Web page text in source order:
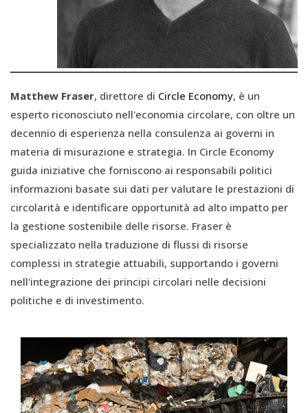
Matthew Fraser, direttore di Circle Economy, è un
esperto riconosciuto nell'economia circolare, con oltre un
decennio di esperienza nella consulenza ai governi in
materia di misurazione e strategia. In Circle Economy
guida iniziative che forniscono ai responsabili politici
informazioni basate sui dati per valutare le prestazioni di
circolarità e identificare opportunità ad alto impatto per
la gestione sostenibile delle risorse. Fraser è
specializzato nella traduzione di flussi di risorse
complessi in strategie attuabili, supportando i governi
nell'integrazione dei principi circolari nelle decisioni
politiche e di investimento.